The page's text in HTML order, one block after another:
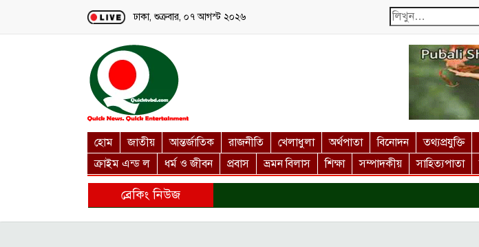
Loading...
ঢাকা, শুক্রবার, ০৭ আগস্ট ২০২৬
হোম জাতীয় আন্তর্জাতিক রাজনীতি খেলাধুলা অর্থপাতা বিনোদন তথ্যপ্রযুক্তি
ক্রাইম এন্ড ল
ধর্ম ও জীবন প্রবাস ভ্রমন বিলাস শিক্ষা সম্পাদকীয় সাহিত্যপাতা
ব্রেকিং নিউজ